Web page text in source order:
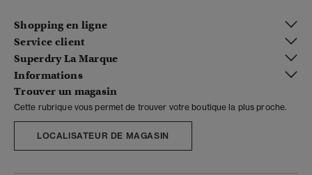
Shopping en ligne
Service client
Superdry La Marque
Informations
Trouver un magasin
Cette rubrique vous permet de trouver votre boutique la plus proche.
LOCALISATEUR DE MAGASIN